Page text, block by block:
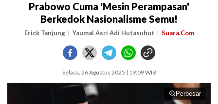
Prabowo Cuma 'Mesin Perampasan'
Berkedok Nasionalisme Semu!
Erick Tanjung Yaumal Asri Adi Hutasuhut Suara.Com
Selasa, 26 Agustus 2025 | 19:09 WIB
Perbesar